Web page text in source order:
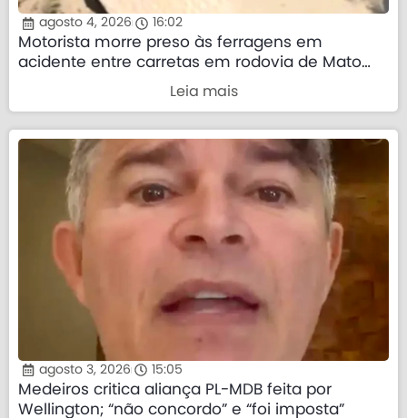
agosto 4, 2026 16:02
Motorista morre preso às ferragens em
acidente entre carretas em rodovia de Mato
Leia mais
agosto 3, 2026 15:05
Medeiros critica aliança PL-MDB feita por
Wellington; “não concordo” e “foi imposta”